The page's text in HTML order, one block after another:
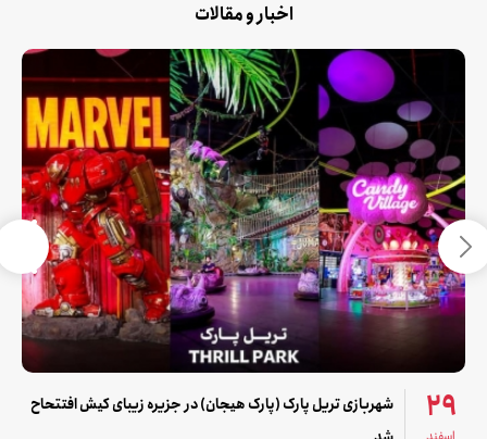
اخبار و مقالات
29
شهربازی تریل پارک (پارک هیجان) در جزیره زیبای کیش افتتحاح